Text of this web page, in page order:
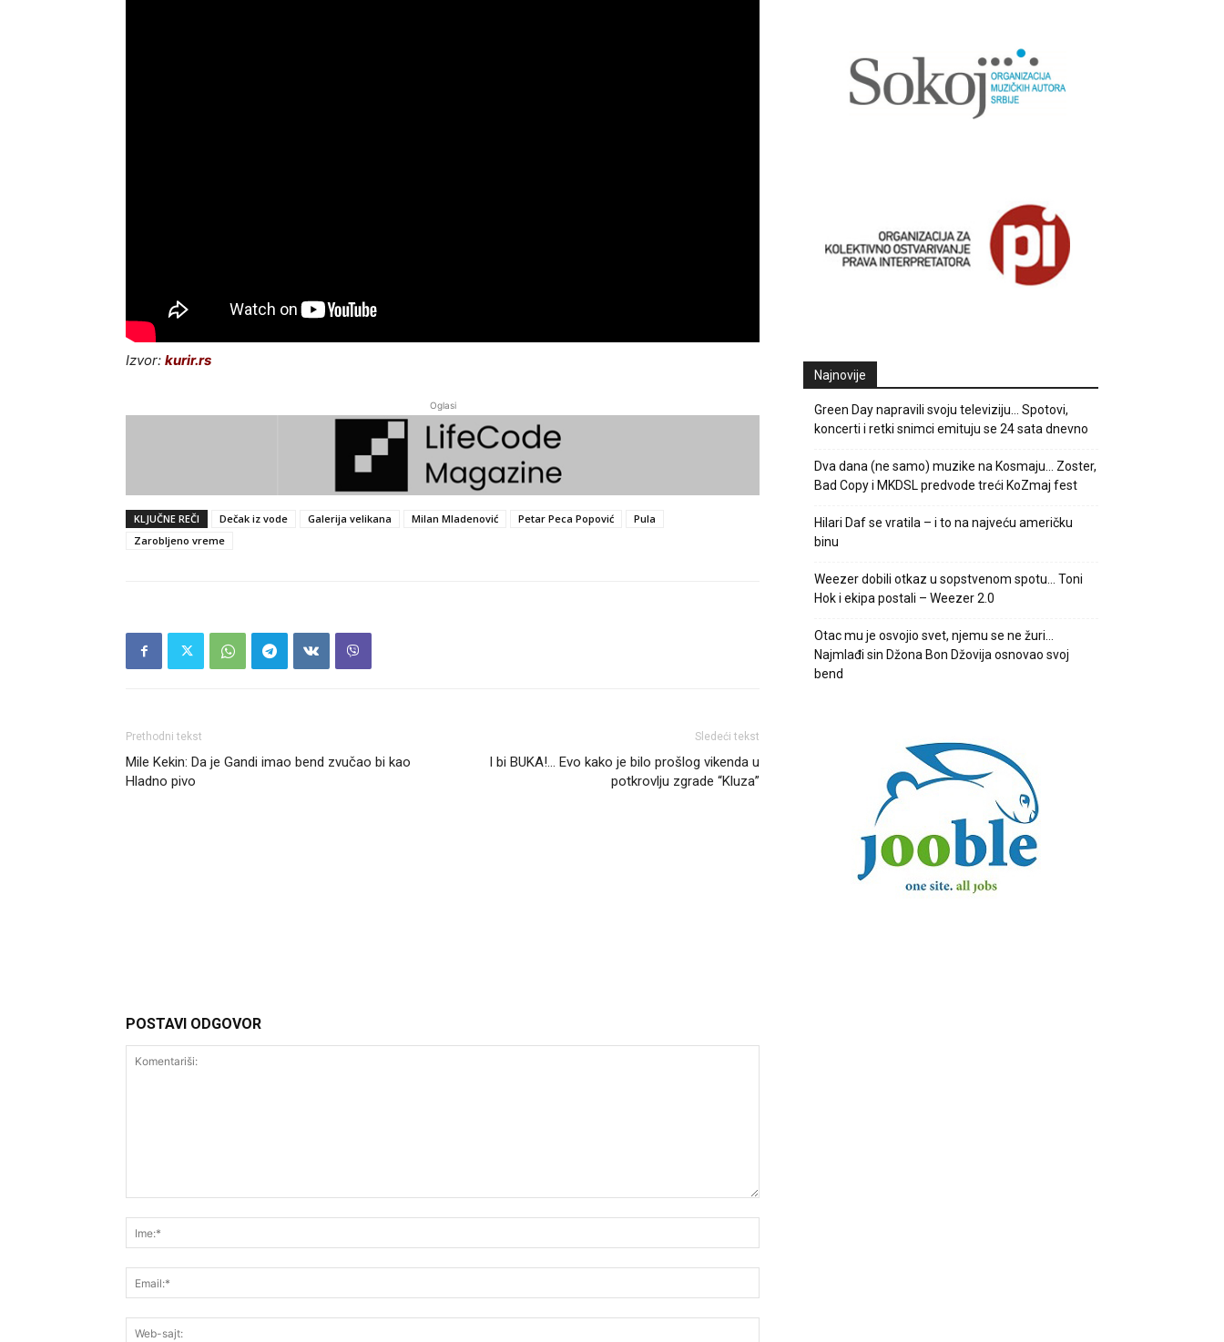
Izvor: kurir.rs
Oglasi
KLJUČNE REČI Dečak iz vode Galerija velikana Milan Mladenović Petar Peca Popović
Pula
Zarobljeno vreme
Prethodni tekst
Mile Kekin: Da je Gandi imao bend zvučao bi kao
Hladno pivo
Sledeći tekst
I bi BUKA!… Evo kako je bilo prošlog vikenda u
potkrovlju zgrade “Kluza”
POSTAVI ODGOVOR
Najnovije
Green Day napravili svoju televiziju… Spotovi,
koncerti i retki snimci emituju se 24 sata dnevno
Dva dana (ne samo) muzike na Kosmaju… Zoster,
Bad Copy i MKDSL predvode treći KoZmaj fest
Hilari Daf se vratila – i to na najveću američku
binu
Weezer dobili otkaz u sopstvenom spotu… Toni
Hok i ekipa postali – Weezer 2.0
Otac mu je osvojio svet, njemu se ne žuri…
Najmlađi sin Džona Bon Džovija osnovao svoj
bend